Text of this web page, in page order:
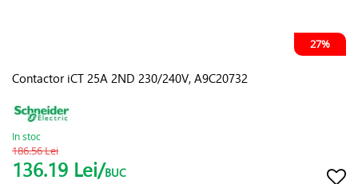
27%
Contactor iCT 25A 2ND 230/240V, A9C20732
In stoc
186.56 Lei
136.19 Lei/BUC